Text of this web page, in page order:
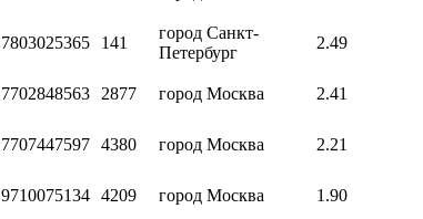
7803025365 141
город Санкт-
Петербург
2.49
7702848563 2877 город Москва 2.41
7707447597 4380 город Москва 2.21
9710075134 4209 город Москва 1.90